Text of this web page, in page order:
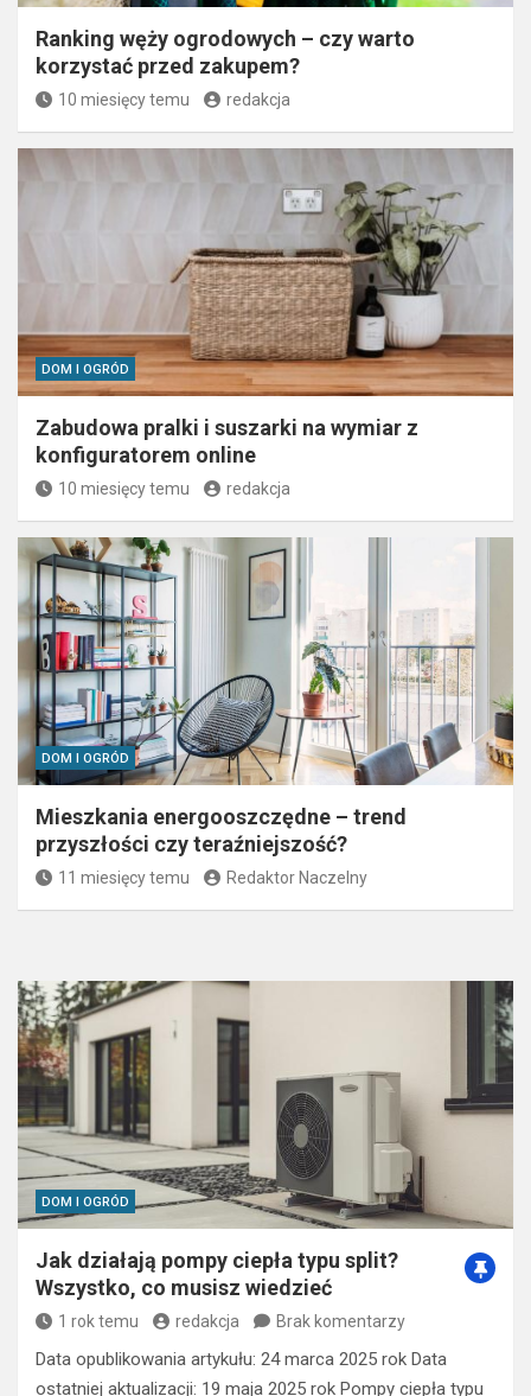
Ranking węży ogrodowych – czy warto
korzystać przed zakupem?
10 miesięcy temu redakcja
DOM I OGRÓD
Zabudowa pralki i suszarki na wymiar z
konfiguratorem online
10 miesięcy temu redakcja
DOM I OGRÓD
Mieszkania energooszczędne – trend
przyszłości czy teraźniejszość?
11 miesięcy temu Redaktor Naczelny
DOM I OGRÓD
Jak działają pompy ciepła typu split?
Wszystko, co musisz wiedzieć
1 rok temu redakcja Brak komentarzy
Data opublikowania artykułu: 24 marca 2025 rok Data
ostatniej aktualizacji: 19 maja 2025 rok Pompy ciepła typu